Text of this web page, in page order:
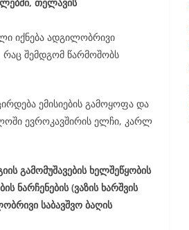
იქნება ადგილობრივი
რაც შემდგომ წარმოშობს
ემისიების გამოყოფა და
ევროკავშირის ელჩი, კარლ
გამომუშავების ხელშეწყობის
ნარჩენების (ვაზის ხარშვის
საბავშვო ბაღის